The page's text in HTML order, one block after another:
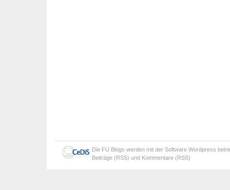
Die FU Blogs werden mit der Software Wordpress
Beiträge (RSS) und Kommentare (RSS)